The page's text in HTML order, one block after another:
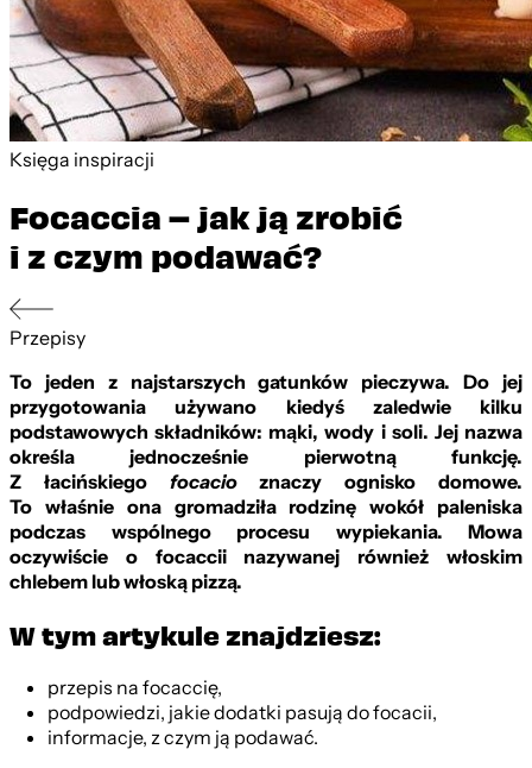
Księga inspiracji
Focaccia – jak ją zrobić
i z czym podawać?
Przepisy
To jeden z najstarszych gatunków pieczywa. Do jej
przygotowania używano kiedyś zaledwie kilku
podstawowych składników: mąki, wody i soli. Jej nazwa
określa jednocześnie pierwotną funkcję.
Z łacińskiego focacioznaczy ognisko domowe.
To właśnie ona gromadziła rodzinę wokół paleniska
podczas wspólnego procesu wypiekania. Mowa
oczywiście o focaccii nazywanej równieżwłoskim
chlebem lub włoskąpizzą.
W tym artykule znajdziesz:
przepis na focaccię,
podpowiedzi, jakie dodatki pasują do focacii,
informacje, z czym ją podawać.